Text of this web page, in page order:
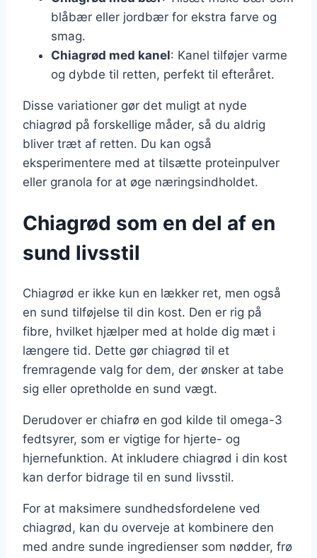
blåbær eller jordbær for ekstra farve og
smag.
Chiagrød med kanel: Kanel tilføjer varme
og dybde til retten, perfekt til efteråret.
Disse variationer gør det muligt at nyde
chiagrød på forskellige måder, så du aldrig
bliver træt af retten. Du kan også
eksperimentere med at tilsætte proteinpulver
eller granola for at øge næringsindholdet.
Chiagrød som en del af en
sund livsstil
Chiagrød er ikke kun en lækker ret, men også
en sund tilføjelse til din kost. Den er rig på
fibre, hvilket hjælper med at holde dig mæt i
længere tid. Dette gør chiagrød til et
fremragende valg for dem, der ønsker at tabe
sig eller opretholde en sund vægt.
Derudover er chiafrø en god kilde til omega-3
fedtsyrer, som er vigtige for hjerte- og
hjernefunktion. At inkludere chiagrød i din kost
kan derfor bidrage til en sund livsstil.
For at maksimere sundhedsfordelene ved
chiagrød, kan du overveje at kombinere den
med andre sunde ingredienser som nødder, frø